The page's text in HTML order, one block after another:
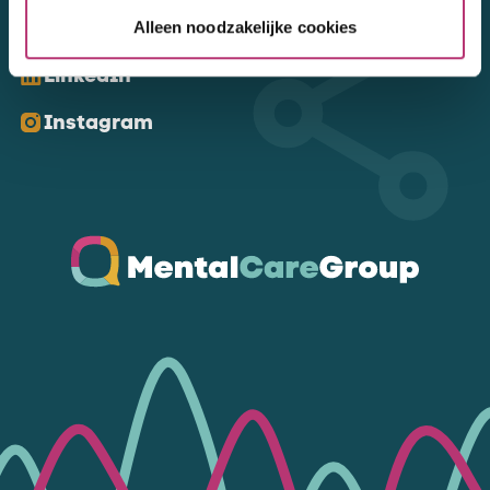
Alleen noodzakelijke cookies
Kom ons volgen
LinkedIn
Instagram